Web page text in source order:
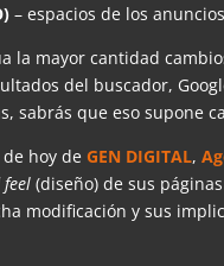
– espacios de los
la mayor cantidad
del buscador,
sabrás que eso supone
de hoy deGEN DIGITAL,
(diseño) de sus
modificación y sus